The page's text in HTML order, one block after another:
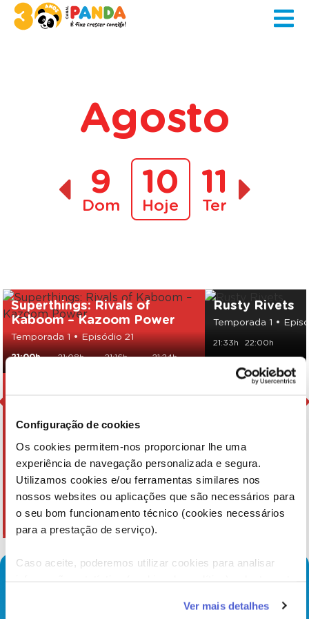
Configuração de cookies
Os cookies permitem-nos proporcionar lhe uma
experiência de navegação personalizada e segura.
Utilizamos cookies e/ou ferramentas similares nos
nossos websites ou aplicações que são necessários para
o seu bom funcionamento técnico (cookies necessários
para a prestação de serviço).
Caso aceite, poderemos utilizar cookies para analisar
funcionalidades (cookies de personalização e
Ver mais detalhes
Agosto
9
Dom
10
Hoje
11
Ter
Superthings: Rivals of
Kaboom – Kazoom Power
Temporada 1 • Episódio 21
21:00h 21:08h 21:16h 21:24h
Rusty Rivets
Temporada 1 •
21:33h 22:00h